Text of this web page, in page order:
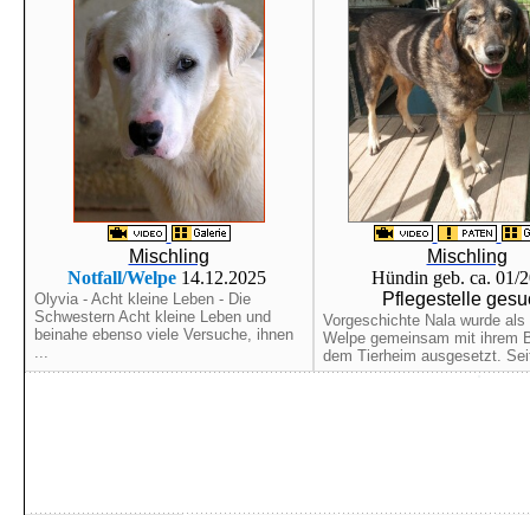
Mischling
Notfall/Welpe14.12.2025
Olyvia - Acht kleine Leben - Die
Schwestern Acht kleine Leben und
beinahe ebenso viele Versuche, ihnen
...
Mischling
Hündin geb. ca. 01/
Pflegestelle
Vorgeschichte Nala wurde als
Welpe gemeinsam mit ihrem
dem Tierheim ausgesetzt.